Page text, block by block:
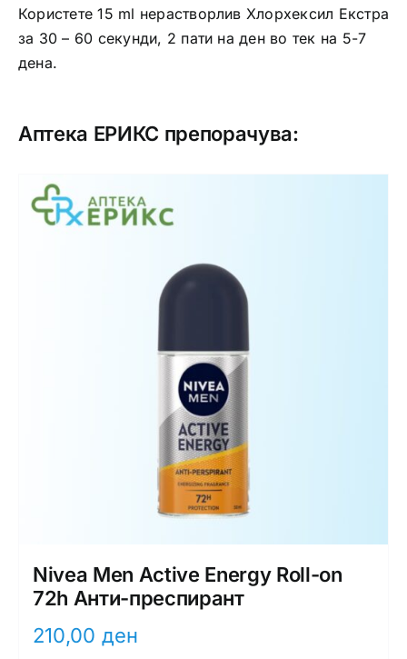
Користете 15 ml нерастворлив Хлорхексил Екстра
за 30 – 60 секунди, 2 пати на ден во тек на 5-7
дена.
Аптека ЕРИКС препорачува:
Nivea Men Active Energy Roll-on
72h Анти-преспирант
210,00 ден